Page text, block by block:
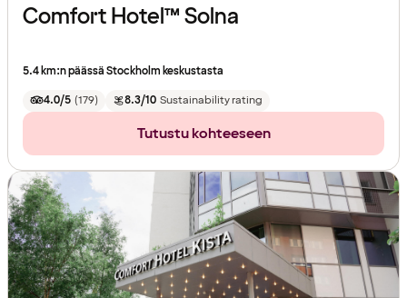
Comfort Hotel™ Solna
5.4 km:n päässä Stockholm keskustasta
4.0/5 (179) 8.3/10 Sustainability rating
Tutustu kohteeseen